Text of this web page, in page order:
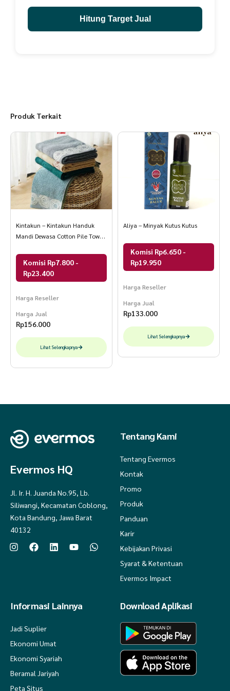
sekarang!"
Hitung Target Jual
Produk Terkait
Kintakun – Kintakun Handuk
Mandi Dewasa Cotton Pile Towel
Komisi Rp7.800 -
Rp23.400
Harga Reseller
Harga Jual
Rp156.000
Lihat Selengkapnya
Aliya – Minyak Kutus Kutus
Komisi Rp6.650 -
Rp19.950
Harga Reseller
Harga Jual
Rp133.000
Lihat Selengkapnya
Evermos HQ
Jl. Ir. H. Juanda No.95, Lb.
Siliwangi, Kecamatan Coblong,
Kota Bandung, Jawa Barat
40132
Tentang Kami
Tentang Evermos
Kontak
Promo
Produk
Panduan
Karir
Kebijakan Privasi
Syarat & Ketentuan
Evermos Impact
Informasi Lainnya
Jadi Suplier
Ekonomi Umat
Ekonomi Syariah
Beramal Jariyah
Peta Situs
Download Aplikasi